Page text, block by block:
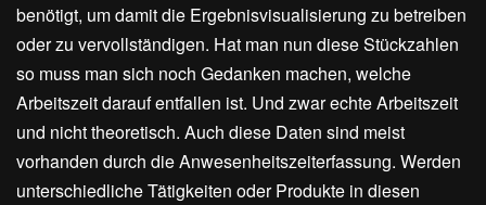
benötigt, um damit die Ergebnisvisualisierung zu betreiben
oder zu vervollständigen. Hat man nun diese Stückzahlen
so muss man sich noch Gedanken machen, welche
Arbeitszeit darauf entfallen ist. Und zwar echte Arbeitszeit
und nicht theoretisch. Auch diese Daten sind meist
vorhanden durch die Anwesenheitszeiterfassung. Werden
unterschiedliche Tätigkeiten oder Produkte in diesen